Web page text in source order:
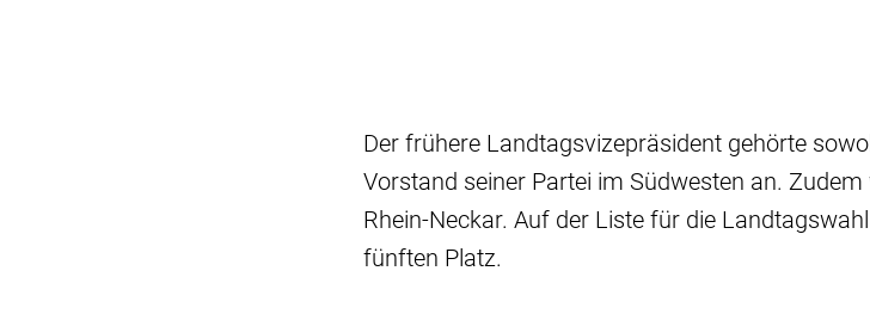
Der frühere Landtagsvizepräsident gehörte
Vorstand seiner Partei im Südwesten an.
Rhein-Neckar. Auf der Liste für die
fünften Platz.